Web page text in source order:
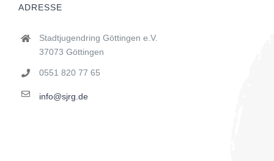
ADRESSE
Stadtjugendring Göttingen e.V.
37073 Göttingen
0551 820 77 65
info@sjrg.de